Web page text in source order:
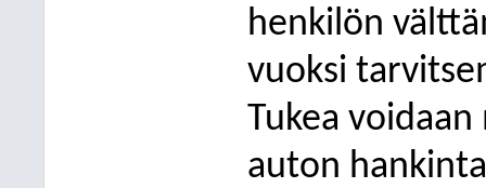
henkilön
vuoksi
Tukea
auton